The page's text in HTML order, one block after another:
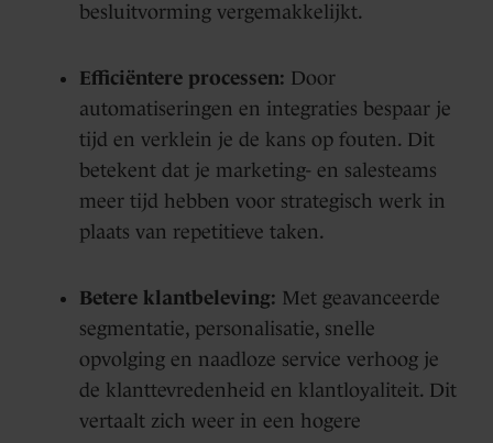
besluitvorming vergemakkelijkt.
Efficiëntere processen: Door
automatiseringen en integraties bespaar je
tijd en verklein je de kans op fouten. Dit
betekent dat je marketing- en salesteams
meer tijd hebben voor strategisch werk in
plaats van repetitieve taken.
Betere klantbeleving: Met geavanceerde
segmentatie, personalisatie, snelle
opvolging en naadloze service verhoog je
de klanttevredenheid en klantloyaliteit. Dit
vertaalt zich weer in een hogere